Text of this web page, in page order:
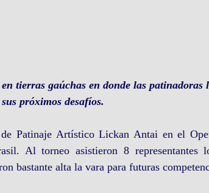
tierras gaúchas en donde las patinadoras
próximos desafíos.
Patinaje Artístico Lickan Antai en el
Al torneo asistieron 8 representantes
bastante alta la vara para futuras